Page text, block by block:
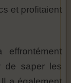
et profitaient
effrontément
de saper les